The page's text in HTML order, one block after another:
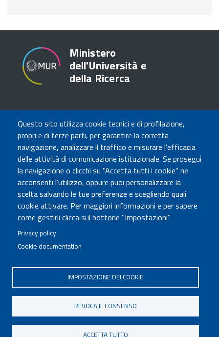
Questo sito utilizza cookie tecnici e di profilazione,
propri e di terze parti, per garantire la corretta
navigazione, analizzare il traffico e misurare l'efficacia
delle attività di comunicazione istituzionale. Se prosegui
la navigazione o clicchi su "Accetta tutti i cookie" ne
acconsenti l'utilizzo, oppure puoi personalizzare la
scelta salvando le tue preferenze e scegliendo quali
cookie attivare. Per maggiori informazioni e per sapere
come gestirli clicca sul bottone "Impostazioni"
Privacy policy
Cookie documentation
IMPOSTAZIONE DEI COOKIE
REVOCA IL CONSENSO
ACCETTA TUTTO
Ministero
dell'Università e
della Ricerca
TRASPARENZA
Amministrazione Trasparente
Atti di notifica
Albo online
Concorsi
COMUNICA CON NOI
Urp
Posta elettronica certificata
Sedi e contatti
Governo Italiano
Tutti i diritti riservati © 2020
MENU
Mappa del sito
Cookie settings